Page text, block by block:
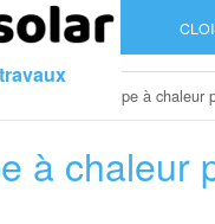
Pompe à
à chaleur